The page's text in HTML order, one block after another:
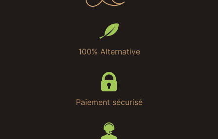
100% Alternative
Paiement sécurisé